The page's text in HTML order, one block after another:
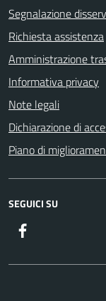
Segnalazione
Richiesta assistenza
Amministrazione
Informativa privacy
Note legali
Dichiarazione di
Piano di
SEGUICI SU